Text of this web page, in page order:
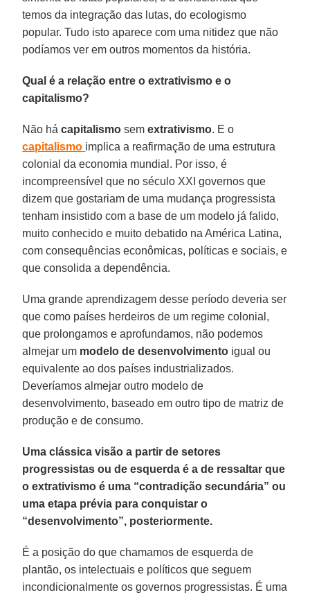
temos da integração das lutas, do ecologismo
popular. Tudo isto aparece com uma nitidez que não
podíamos ver em outros momentos da história.
Qual é a relação entre o extrativismo e o
capitalismo?
Não hácapitalismo semextrativismo. E o
capitalismo implica a reafirmação de uma estrutura
colonial da economia mundial. Por isso, é
incompreensível que no século XXI governos que
dizem que gostariam de uma mudança progressista
tenham insistido com a base de um modelo já falido,
muito conhecido e muito debatido na América Latina,
com consequências econômicas, políticas e sociais, e
que consolida a dependência.
Uma grande aprendizagem desse período deveria ser
que como países herdeiros de um regime colonial,
que prolongamos e aprofundamos, não podemos
almejar um modelo de desenvolvimento igual ou
equivalente ao dos países industrializados.
Deveríamos almejar outro modelo de
desenvolvimento, baseado em outro tipo de matriz de
produção e de consumo.
Uma clássica visão a partir de setores
progressistas ou de esquerda é a de ressaltar que
o extrativismo é uma “contradição secundária” ou
uma etapa prévia para conquistar o
“desenvolvimento”, posteriormente.
É a posição do que chamamos de esquerda de
plantão, os intelectuais e políticos que seguem
incondicionalmente os governos progressistas. É uma